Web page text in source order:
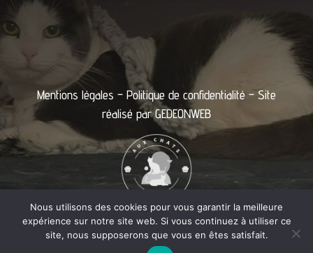
Mentions légales – Politique de confidentialité – Site
réalisé parGEDEONWEB
Nous utilisons des cookies pour vous garantir la meilleure
expérience sur notre site web. Si vous continuez à utiliser ce
site, nous supposerons que vous en êtes satisfait.